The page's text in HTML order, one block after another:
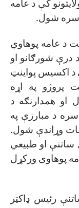
کې د عامه
شول.
د عامه پوهاوي
درې شورګانو او
د اکسیس پواینټ
پروژو په اړه
او همدارنګه د
د مبارزې په
وړاندې شول.
ساتنې او طبیعي
پوهاوی ورکړل
رئیس ډاکټر